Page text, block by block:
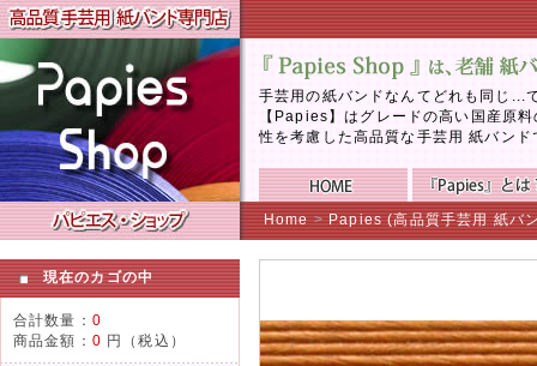
手芸用の紙バンドなんてどれも同じ...
【Papies】はグレードの高い国産原
性を考慮した高品質な手芸用 紙バン
Home >Papies (高品質手芸用 紙バ
現在のカゴの中
合計数量： 0
商品金額： 0 円（税込）